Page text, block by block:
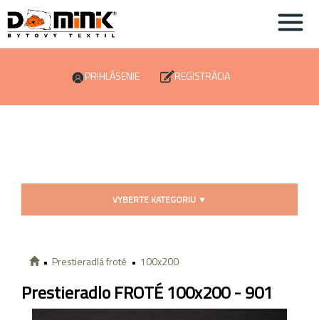
PRIHLÁSENIE REGISTRÁCIA
VYBERTE KATEGORIU ▼
Prestieradlá froté 100x200
Prestieradlo FROTÉ 100x200 - 901